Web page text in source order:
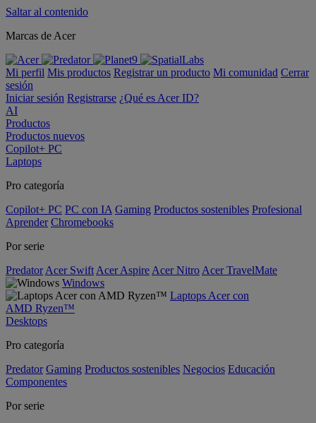
Saltar al contenido
Marcas de Acer
Mi perfil Mis productos Registrar un producto Mi comunidad Cerrar
sesión
Iniciar sesión Registrarse ¿Qué es Acer ID?
AI
Productos
Productos nuevos
Copilot+ PC
Laptops
Pro categoría
Copilot+ PC PC con IA Gaming Productos sostenibles Profesional
Aprender Chromebooks
Por serie
Predator Acer Swift Acer Aspire Acer Nitro Acer TravelMate
Windows
Laptops Acer con
AMD Ryzen™
Desktops
Pro categoría
Predator Gaming Productos sostenibles Negocios Educación
Componentes
Por serie